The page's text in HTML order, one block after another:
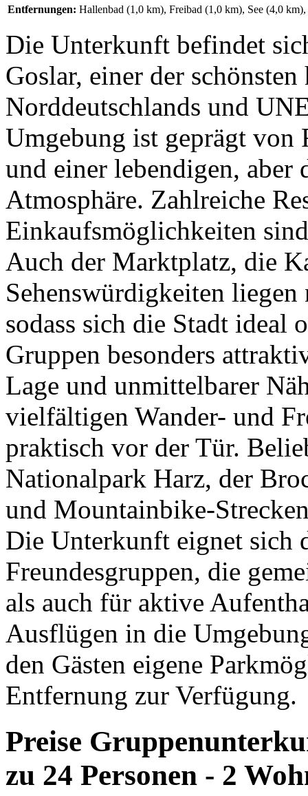
Entfernungen: Hallenbad (1,0 km), Freibad (1,0 km), See (4,0 km)
Die Unterkunft befindet
Goslar, einer der
Norddeutschlands und
Umgebung ist geprägt von
und einer lebendigen, aber
Atmosphäre. Zahlreiche
Einkaufsmöglichkeiten
Auch der Marktplatz, die
Sehenswürdigkeiten
sodass sich die Stadt ideal
Gruppen besonders
Lage und unmittelbarer
vielfältigen Wander- und
praktisch vor der Tür.
Nationalpark Harz, der
und Mountainbike-
Die Unterkunft eignet sich
Freundesgruppen, die
als auch für aktive
Ausflügen in die
den Gästen eigene
Entfernung zur Verfügung.
Preise
zu 24 Personen - 2